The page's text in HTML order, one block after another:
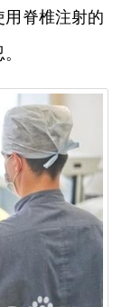
脊椎注射的